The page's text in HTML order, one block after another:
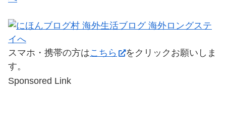
スマホ・携帯の方はこちら
をクリックお願いしま
す。
Sponsored Link